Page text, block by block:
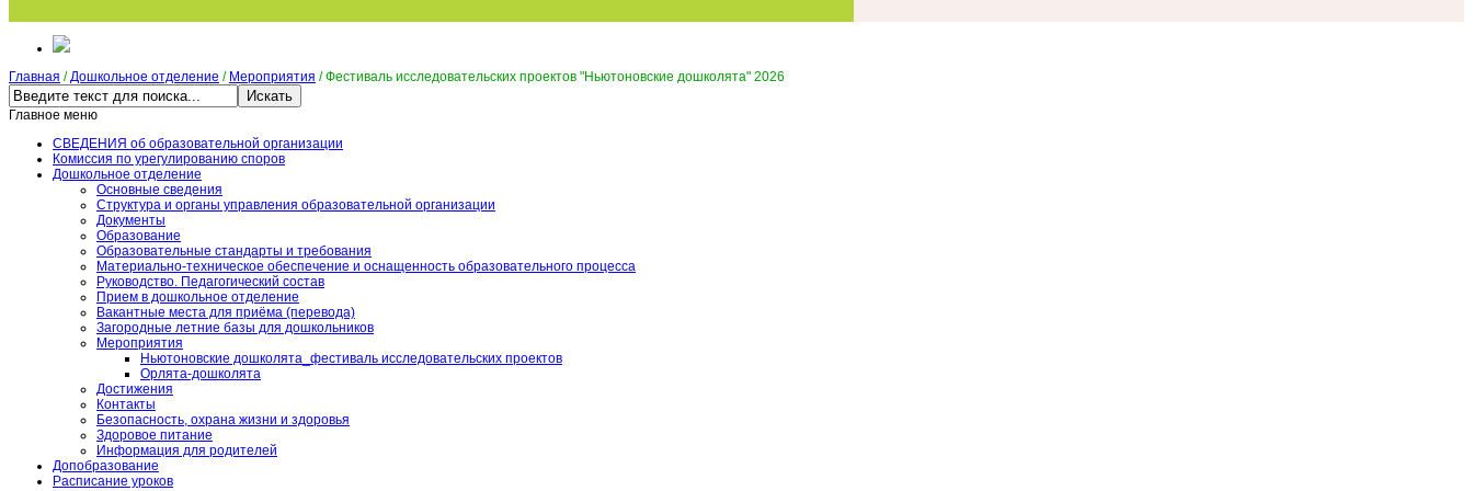
Главная / Дошкольное отделение / Мероприятия /Фестиваль исследовательских проектов "Ньютоновские дошколята" 2026
Главное меню
СВЕДЕНИЯ об образовательной организации
Комиссия по урегулированию споров
Дошкольное отделение
Основные сведения
Структура и органы управления образовательной организации
Документы
Образование
Образовательные стандарты и требования
Материально-техническое обеспечение и оснащенность образовательного процесса
Руководство. Педагогический состав
Прием в дошкольное отделение
Вакантные места для приёма (перевода)
Загородные летние базы для дошкольников
Мероприятия
Ньютоновские дошколята_фестиваль исследовательских проектов
Орлята-дошколята
Достижения
Контакты
Безопасность, охрана жизни и здоровья
Здоровое питание
Информация для родителей
Допобразование
Расписание уроков